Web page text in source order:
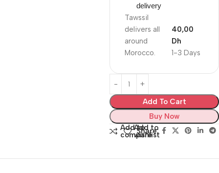
delivery
Tawssil
delivers all
around
Morocco.
1-3 Days
40,00
Dh
Add To Cart
Buy Now
Add to
compare
Add to
wishlist
Share: